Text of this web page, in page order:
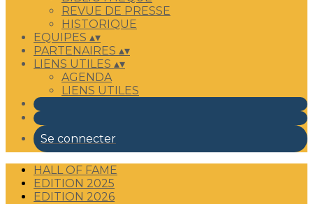
REVUE DE PRESSE
HISTORIQUE
EQUIPES ▴▾
PARTENAIRES ▴▾
LIENS UTILES ▴▾
AGENDA
LIENS UTILES
Se connecter
HALL OF FAME
EDITION 2025
EDITION 2026